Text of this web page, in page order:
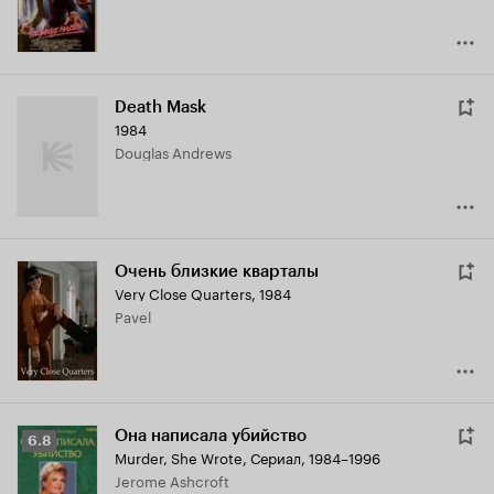
Death Mask
1984
Douglas Andrews
Очень близкие кварталы
Very Close Quarters, 1984
Pavel
Рейтинг
Кинопоиска
6.8
6.8 Она написала убийство
Murder, She Wrote, Сериал, 1984–1996
Jerome Ashcroft